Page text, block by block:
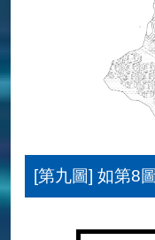
[第九圖] 如第8